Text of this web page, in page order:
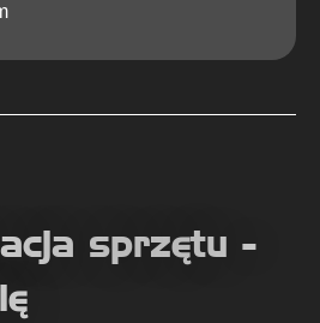
sprzętu -